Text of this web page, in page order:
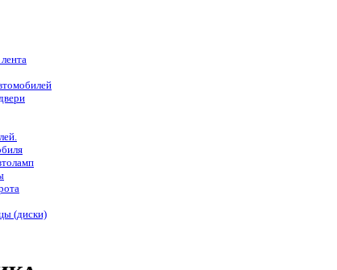
(диски)